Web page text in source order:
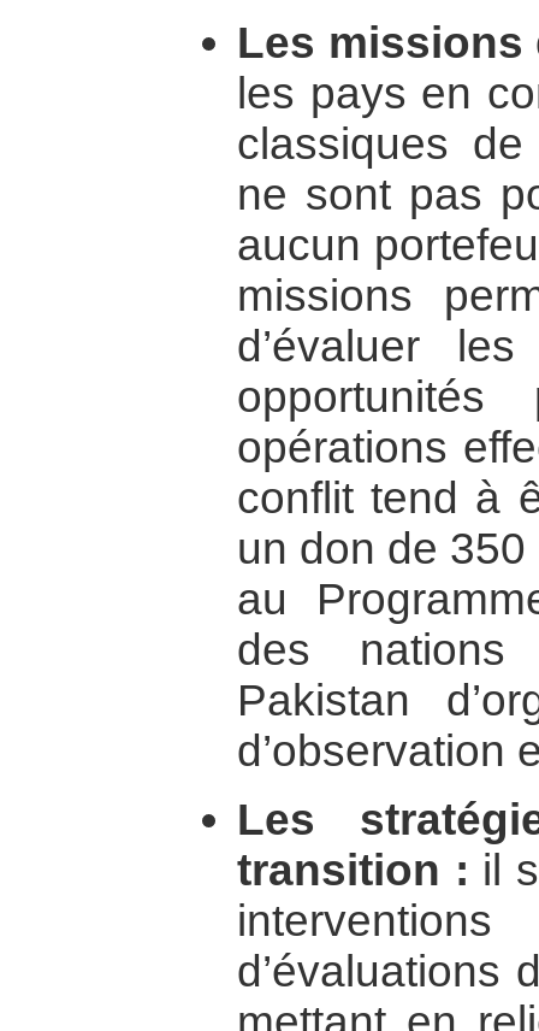
Les missions
les pays en
classiques
ne sont pas
aucun
missions
d’évaluer
opérations
conflit tend à
un don de
au
des
Pakistan
d’observation
Les
transition : il
d’évaluations